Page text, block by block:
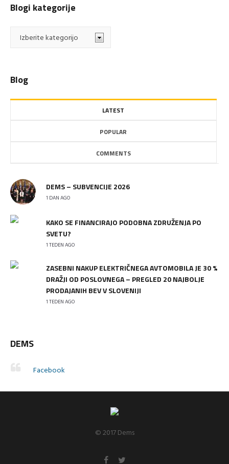
Blogi kategorije
kategorije
Blog
LATEST
POPULAR
COMMENTS
DEMS – SUBVENCIJE 2026
1 DAN AGO
KAKO SE FINANCIRAJO PODOBNA ZDRUŽENJA PO
SVETU?
1 TEDEN AGO
ZASEBNI NAKUP ELEKTRIČNEGA AVTOMOBILA JE 30 %
DRAŽJI OD POSLOVNEGA – PREGLED 20 NAJBOLJE
PRODAJANIH BEV V SLOVENIJI
1 TEDEN AGO
DEMS
Facebook
© 2017 Dems